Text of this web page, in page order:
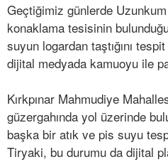
Geçtiğimiz günlerde
konaklama tesisinin
suyun logardan taştığını
dijital medyada kamuoyu ile
Kırkpınar Mahmudiye
güzergahında yol üzerinde
başka bir atık ve pis suyu
Tiryaki, bu durumu da dijital